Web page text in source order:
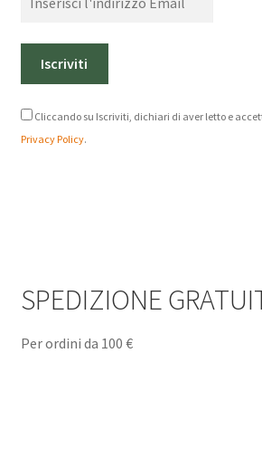
Cliccando su Iscriviti, dichiari di aver letto e
Privacy Policy.
SPEDIZIONE
Per ordini da 100 €